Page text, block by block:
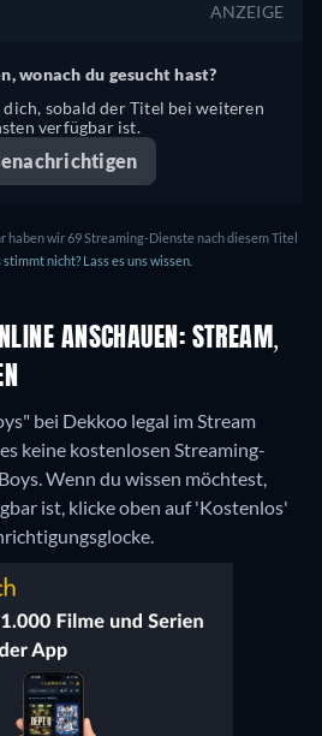
ANZEIGE
wonach du gesucht hast?
sobald der Titel bei weiteren
verfügbar ist.
haben wir 69 Streaming-Dienste nach diesem Titel
stimmt nicht? Lass es uns wissen.
ANSCHAUEN: STREAM,
bei Dekkoo legal im Stream
keine kostenlosen Streaming-
Wenn du wissen möchtest,
ist, klicke oben auf 'Kostenlos'